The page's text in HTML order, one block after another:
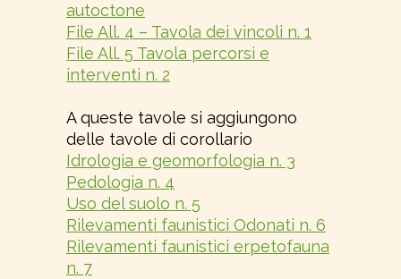
autoctone
File All. 4 – Tavola dei vincoli n. 1
File All. 5 Tavola percorsi e
interventi n. 2
A queste tavole si aggiungono
delle tavole di corollario
Idrologia e geomorfologia n. 3
Pedologia n. 4
Uso del suolo n. 5
Rilevamenti faunistici Odonati n. 6
Rilevamenti faunistici erpetofauna
n. 7